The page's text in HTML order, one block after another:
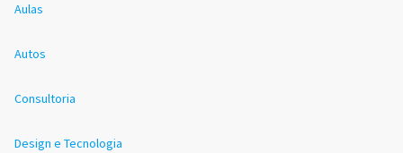
Aulas
Autos
Consultoria
Design e Tecnologia